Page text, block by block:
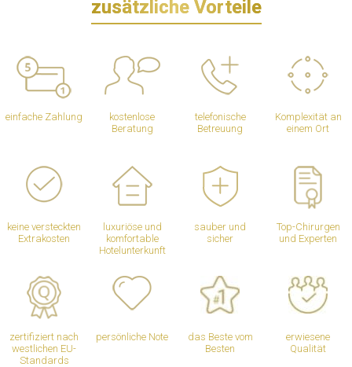
zusätzliche Vorteile
einfache Zahlung
kostenlose
Beratung
telefonische
Betreuung
Komplexität an
einem Ort
keine versteckten
Extrakosten
luxuriöse und
komfortable
Hotelunterkunft
sauber und
sicher
Top-Chirurgen
und Experten
zertifiziert nach
westlichen EU-
Standards
persönliche Note
das Beste vom
Besten
erwiesene
Qualität